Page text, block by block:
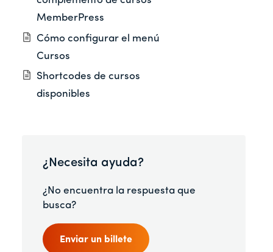
MemberPress
Cómo configurar el menú
Cursos
Shortcodes de cursos
disponibles
¿Necesita ayuda?
¿No encuentra la respuesta que
busca?
Enviar un billete